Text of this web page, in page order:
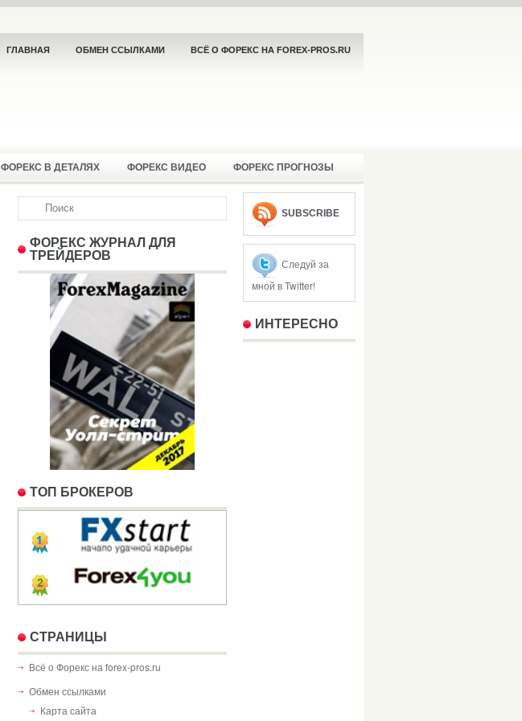
ГЛАВНАЯ ОБМЕН ССЫЛКАМИ ВСЁ О ФОРЕКС НА FOREX-PROS.RU
ФОРЕКС В ДЕТАЛЯХ ФОРЕКС ВИДЕО ФОРЕКС ПРОГНОЗЫ
ФОРЕКС ЖУРНАЛ ДЛЯ
ТРЕЙДЕРОВ
TOП БРОКЕРОВ
СТРАНИЦЫ
Всё о Форекс на forex-pros.ru
Обмен ссылками
Карта сайта
SUBSCRIBE
Следуй за
мной в Twitter!
ИНТЕРЕСНО